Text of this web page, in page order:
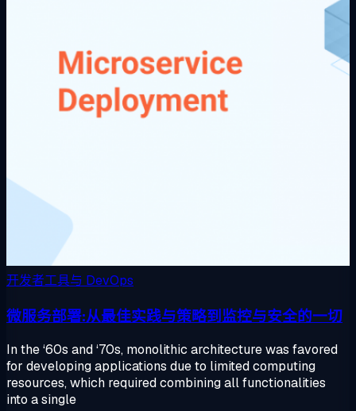
开发者工具与 DevOps
微服务部署:从最佳实践与策略到监控与安全的一切
In the ‘60s and ‘70s, monolithic architecture was favored
for developing applications due to limited computing
resources, which required combining all functionalities
into a single